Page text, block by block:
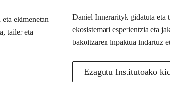
ekimenetan
tailer eta
Daniel Innerarityk gidatuta eta
ekosistemari esperientzia eta
bakoitzaren inpaktua indartuz
Ezagutu Institutoako